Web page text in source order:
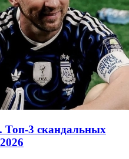
Топ-3 скандальных